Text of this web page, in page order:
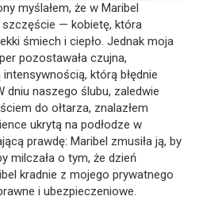
myślałem, że w Maribel
szczęście — kobietę, która
śmiech i ciepło. Jednak moja
pozostawała czujna,
którą błędnie
dniu naszego ślubu, zaledwie
do ołtarza, znalazłem
ukrytą na podłodze w
prawdę: Maribel zmusiła ją, by
milczała o tym, że dzień
kradnie z mojego prywatnego
i ubezpieczeniowe.